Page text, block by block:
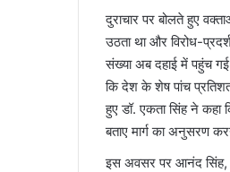
दुराचार पर बोलते हुए
उठता था और विरोध-
संख्या अब दहाई में पहुंच गई
कि देश के शेष पांच
हुए डॉ. एकता सिंह ने कहा
बताए मार्ग का अनुसरण
इस अवसर पर आनंद सिंह,